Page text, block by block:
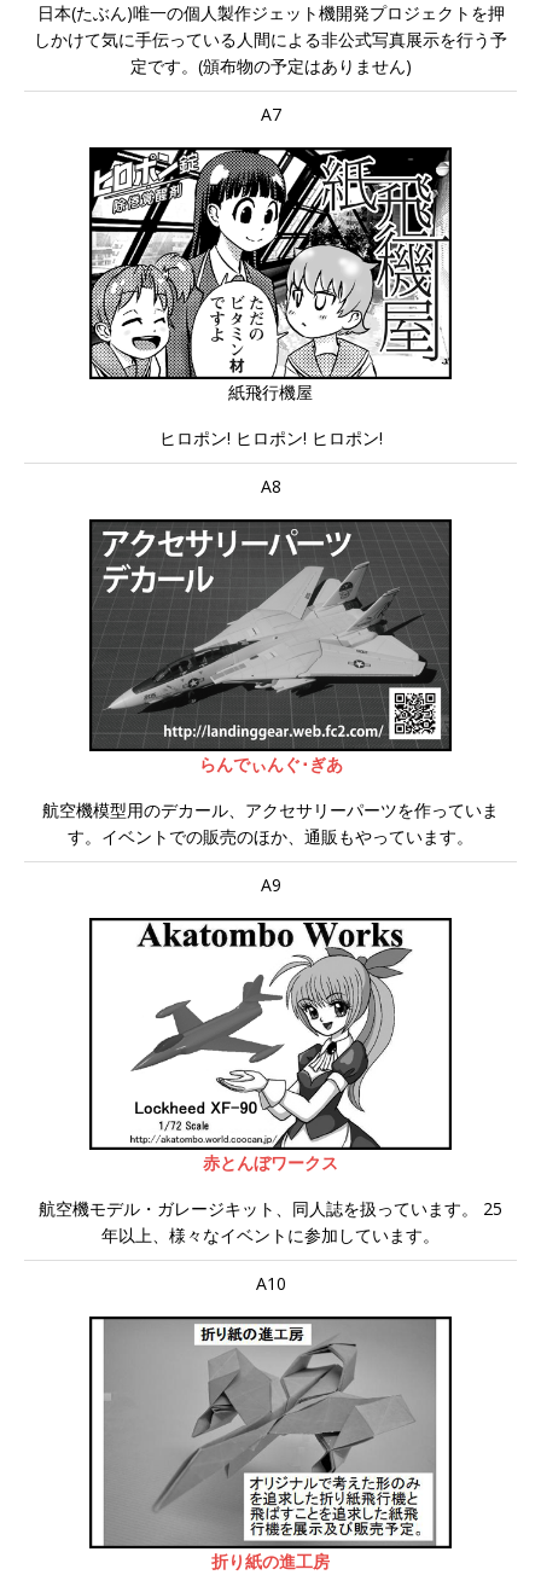
日本(たぶん)唯一の個人製作ジェット機開発プロジェクトを押
しかけて気に手伝っている人間による非公式写真展示を行う予
定です。(頒布物の予定はありません)
A7
紙飛行機屋
ヒロポン! ヒロポン! ヒロポン!
A8
らんでぃんぐ･ぎあ
航空機模型用のデカール、アクセサリーパーツを作っていま
す。イベントでの販売のほか、通販もやっています。
A9
赤とんぼワークス
航空機モデル・ガレージキット、同人誌を扱っています。 25
年以上、様々なイベントに参加しています。
A10
折り紙の進工房